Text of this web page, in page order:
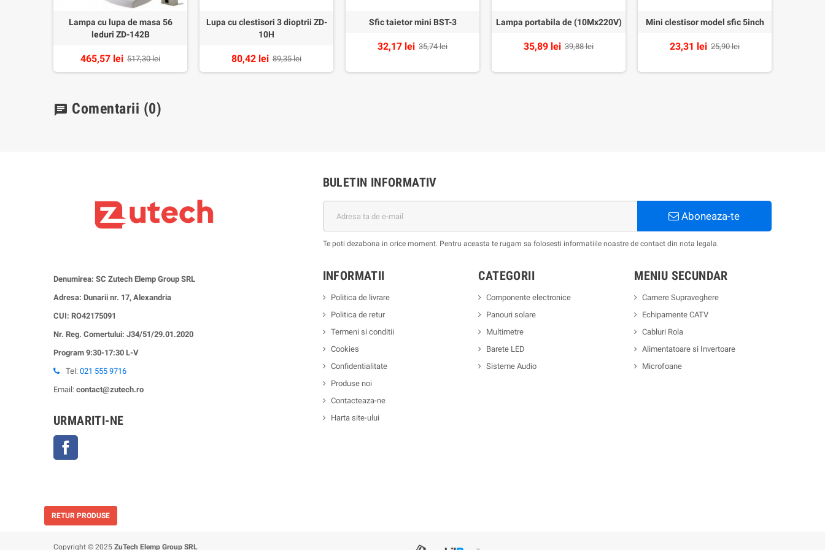
Lampa cu lupa de masa 56
leduri ZD-142B
465,57 lei 517,30 lei
Lupa cu clestisori 3 dioptrii ZD-
10H
80,42 lei 89,35 lei
Sfic taietor mini BST-3
32,17 lei 35,74 lei
Lampa portabila de (10Mx220V)
35,89 lei 39,88 lei
Mini clestisor model sfic 5inch
23,31 lei 25,90 lei
chat Comentarii (0)
Denumirea: SC Zutech Elemp Group SRL
Adresa: Dunarii nr. 17, Alexandria
CUI: RO42175091
Nr. Reg. Comertului: J34/51/29.01.2020
Program 9:30-17:30 L-V
Tel: 021 555 9716
Email: contact@zutech.ro
URMARITI-NE
BULETIN INFORMATIV
Aboneaza-te
Te poti dezabona in orice moment. Pentru aceasta te rugam sa folosesti informatiile noastre de contact din nota legala.
INFORMATII
Politica de livrare
Politica de retur
Termeni si conditii
Cookies
Confidentialitate
Produse noi
Contacteaza-ne
Harta site-ului
CATEGORII
Componente electronice
Panouri solare
Multimetre
Barete LED
Sisteme Audio
MENIU SECUNDAR
Camere Supraveghere
Echipamente CATV
Cabluri Rola
Alimentatoare si Invertoare
Microfoane
RETUR PRODUSE
Copyright © 2025 ZuTech Elemp Group SRL